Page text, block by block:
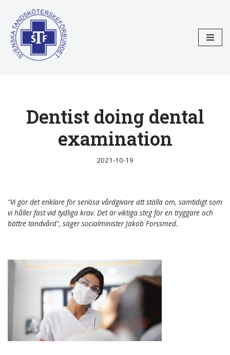
Hoppa
till
innehåll
Dentist doing dental
examination
2021-10-19
"Vi gör det enklare för seriösa vårdgivare att ställa om, samtidigt som
vi håller fast vid tydliga krav. Det är viktiga steg för en tryggare och
bättre tandvård", säger socialminister Jakob Forssmed.